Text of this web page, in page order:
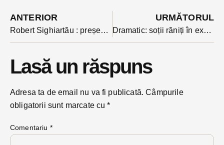
ANTERIOR
Robert Sighiartău : președintele ar trebui să clarifice direcția politică a țării, fie oferă mandatul unei majorități PSD, fie susține o formulă minoritară PNL-UDMR-USR
URMĂTORUL
Dramatic: soții răniți în explozia unui cazan de țuică, transportați pe rând cu elicopterul la Spitalul de Arși din București
Lasă un răspuns
Adresa ta de email nu va fi publicată. Câmpurile
obligatorii sunt marcate cu*
Comentariu *